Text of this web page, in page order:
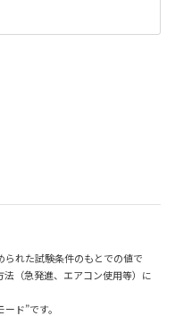
れた試験条件のもとでの値で
（急発進、エアコン使用等）に
ド”です。